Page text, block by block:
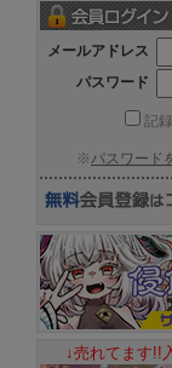
メールアドレス
パスワード
記録
※パスワード
↓売れてます!!